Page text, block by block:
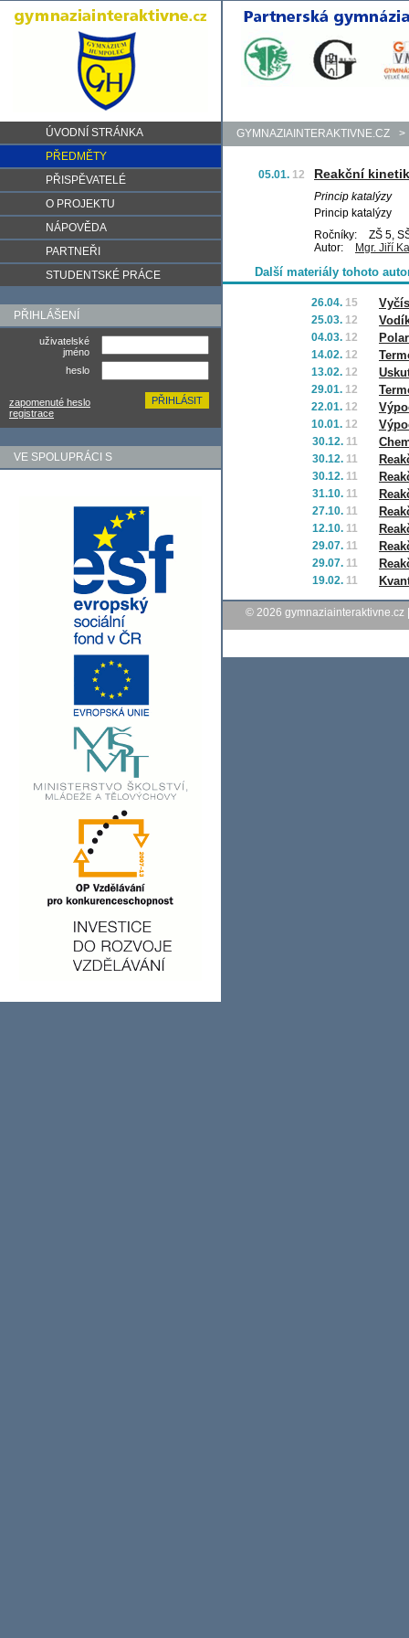
ÚVODNÍ STRÁNKA
PŘEDMĚTY
PŘISPĚVATELÉ
O PROJEKTU
NÁPOVĚDA
PARTNEŘI
STUDENTSKÉ PRÁCE
PŘIHLÁŠENÍ
uživatelské
jméno
heslo
zapomenuté heslo
registrace
VE SPOLUPRÁCI S
GYMNAZIAINTERAKTIVNE.CZ >
05.01. 12 Reakční
Princip katalýzy
Princip katalýzy
Ročníky:
ZŠ 5,
Autor:
Mgr. Jiří
Další materiály tohoto
26.04. 15
25.03. 12
04.03. 12
14.02. 12
13.02. 12
29.01. 12
22.01. 12
10.01. 12
30.12. 11
30.12. 11
30.12. 11
31.10. 11
27.10. 11
12.10. 11
29.07. 11
29.07. 11
19.02. 11
© 2026 gymnaziainteraktivne.cz